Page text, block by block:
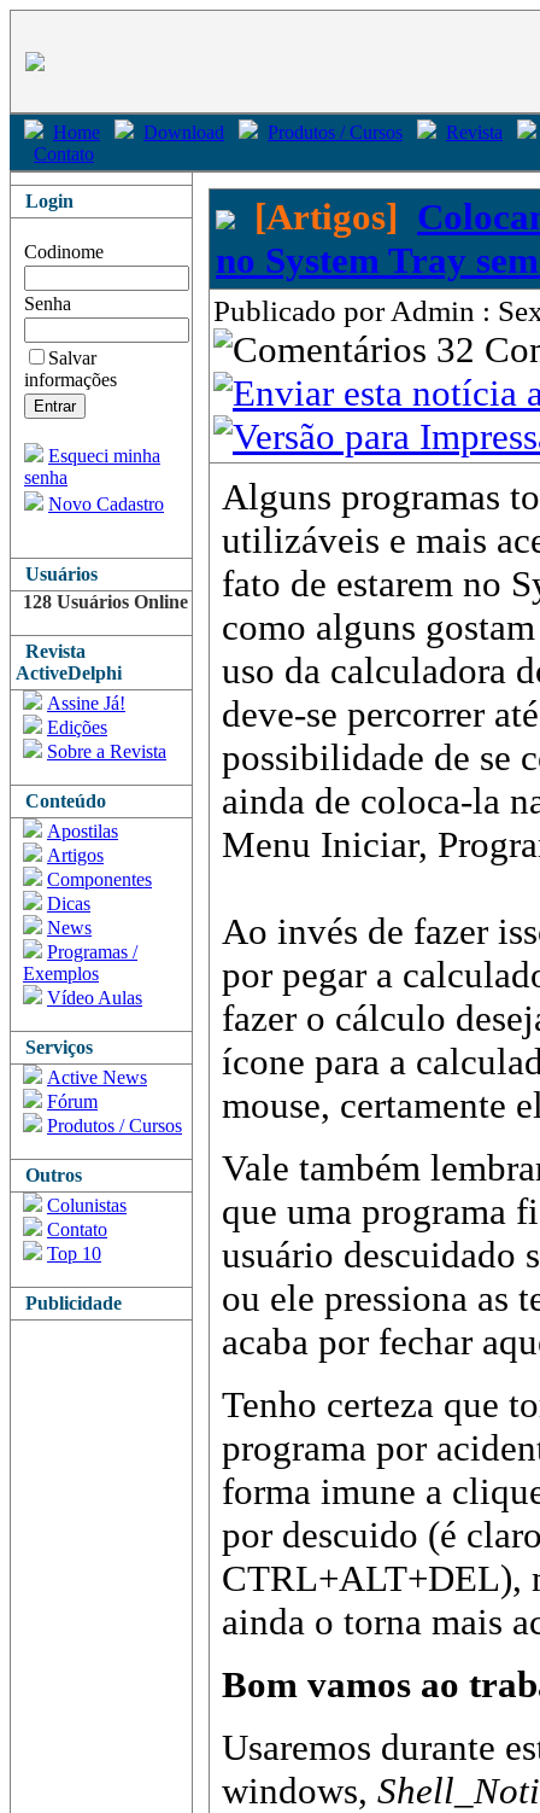
Home Download Produtos / Cursos
Revista
Contato
Login
Codinome
Senha
Salvar
informações
Esqueci minha
senha
Novo Cadastro
Usuários
128 Usuários Online
Revista
ActiveDelphi
Assine Já!
Edições
Sobre a Revista
Conteúdo
Apostilas
Artigos
Componentes
Dicas
News
Programas /
Exemplos
Vídeo Aulas
Serviços
Active News
Fórum
Produtos / Cursos
Outros
Colunistas
Contato
Top 10
Publicidade
[Artigos]
no System Tray
Publicado por Admin :
32
Alguns programas
utilizáveis e mais
fato de estarem no
como alguns
uso da calculadora
deve-se percorrer
possibilidade de se
ainda de coloca-la
Menu Iniciar,
Ao invés de fazer
por pegar a
fazer o cálculo
ícone para a
mouse, certamente
Vale também
que uma programa
usuário descuidado
ou ele pressiona as
acaba por fechar
Tenho certeza que
programa por
forma imune a
por descuido (é
CTRL+ALT+DEL),
ainda o torna mais
Bom vamos ao
Usaremos durante
windows,